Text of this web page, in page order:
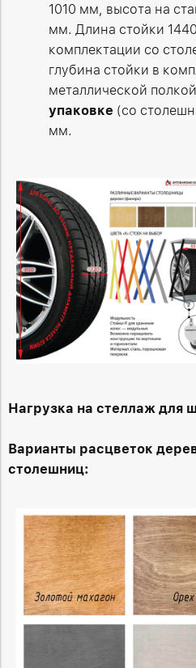
1010 мм, высота на
мм. Длина стойки
комплектации со
глубина стойки в
металлической
упаковке (со
мм.
Нагрузка на стеллаж для
Варианты расцветок
столешниц: